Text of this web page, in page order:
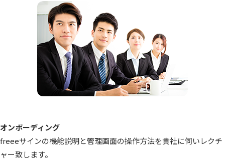
オンボーディング
freeeサインの機能説明と管理画面の操作方法を貴社に伺いレクチ
ャー致します。